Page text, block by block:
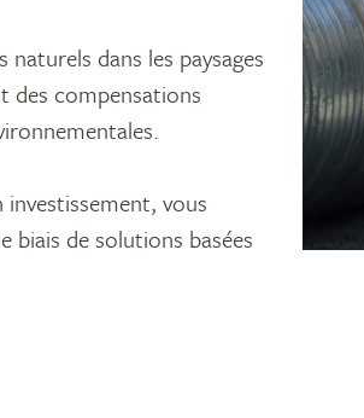
dans les paysages
des compensations
vous
biais de solutions basées